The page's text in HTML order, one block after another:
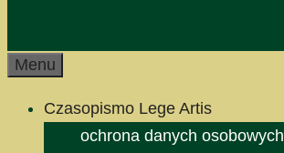
Menu
Czasopismo Lege Artis
ochrona danych osobowych